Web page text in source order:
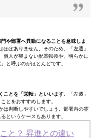
や部署へ異動になることを意味しま
ぼありません。そのため、「左遷」
個人が望まない配置転換や、明らかに
と呼ぶのがほとんどです。
ことを「栄転」といいます。「左遷」
とをおすすめします。
は判断しやすいでしょう。部署内の雰
というケースもあります。
と？ 昇進との違い